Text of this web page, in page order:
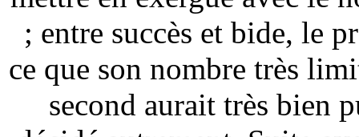
; entre succès et bide, le
ce que son nombre très
second aurait très bien